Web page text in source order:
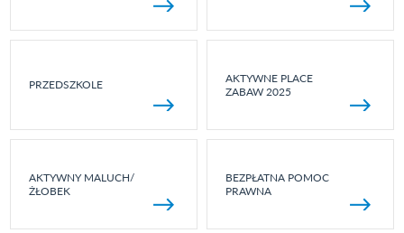
PRZEDSZKOLE
AKTYWNE PLACE
ZABAW 2025
AKTYWNY MALUCH/
ŻŁOBEK
BEZPŁATNA POMOC
PRAWNA